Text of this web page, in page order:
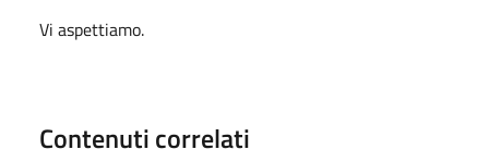
Vi aspettiamo.
Contenuti correlati